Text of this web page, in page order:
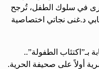
في سلوك الطفل، تُرجح
د.غنى نجاتي اختصاصية
الاصابة بـ”اكتئاب الطفولة”..
أولاً على صحيفة الحرية.